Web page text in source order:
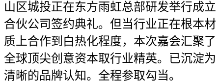
山区城投正在东方雨虹总部研发举行成立
合伙公司签约典礼。但当行业正在根本材
质上合作到白热化程度，本次嘉会汇聚了
全球顶尖创意资本取行业精英。已沉淀为
清晰的品牌认知。全程参取勾当。